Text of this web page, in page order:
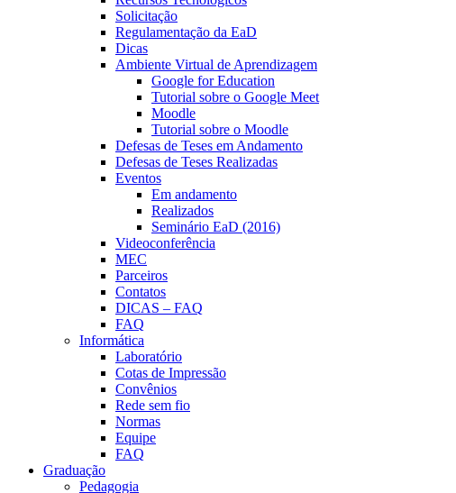
Solicitação
Regulamentação da EaD
Dicas
Ambiente Virtual de Aprendizagem
Google for Education
Tutorial sobre o Google Meet
Moodle
Tutorial sobre o Moodle
Defesas de Teses em Andamento
Defesas de Teses Realizadas
Eventos
Em andamento
Realizados
Seminário EaD (2016)
Videoconferência
MEC
Parceiros
Contatos
DICAS – FAQ
FAQ
Informática
Laboratório
Cotas de Impressão
Convênios
Rede sem fio
Normas
Equipe
FAQ
Graduação
Pedagogia